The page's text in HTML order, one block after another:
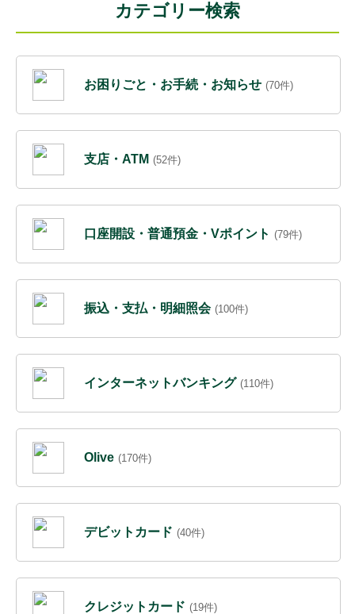
カテゴリー検索
お困りごと・お手続・お知らせ (70件)
支店・ATM (52件)
口座開設・普通預金・Vポイント (79件)
振込・支払・明細照会 (100件)
インターネットバンキング (110件)
Olive (170件)
デビットカード (40件)
クレジットカード (19件)